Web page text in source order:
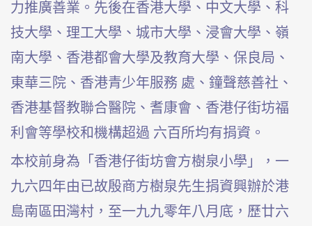
力推廣善業。先後在香港大學、中文大學、科
技大學、理工大學、城市大學、浸會大學、嶺
南大學、香港都會大學及教育大學、保良局、
東華三院、香港青少年服務 處、鐘聲慈善社、
香港基督教聯合醫院、耆康會、香港仔街坊福
利會等學校和機構超過 六百所均有捐資。
本校前身為「香港仔街坊會方樹泉小學」，一
九六四年由已故殷商方樹泉先生捐資興辦於港
島南區田灣村，至一九九零年八月底，歷廿六